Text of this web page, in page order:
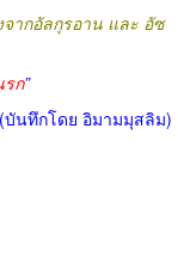
ากอัลกุรอาน และ อัซ
ก”
(บันทึกโดย อิมามมุสลิม)